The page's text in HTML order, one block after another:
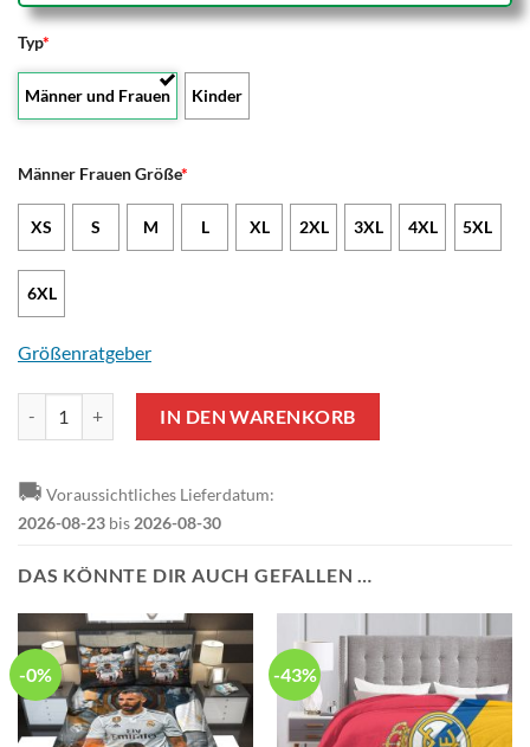
Typ*
Männer und Frauen Kinder
Männer Frauen Größe*
XS S M L XL 2XL 3XL 4XL 5XL
6XL
Größenratgeber
IN DEN WARENKORB
🚚 Voraussichtliches Lieferdatum:
2026-08-23 bis 2026-08-30
DAS KÖNNTE DIR AUCH GEFALLEN …
-0% -43%